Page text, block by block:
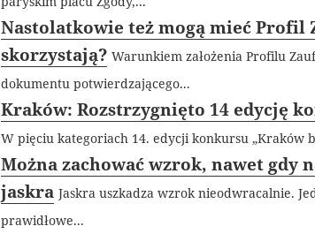
Nastolatkowie też mogą mieć Profil
skorzystają? Warunkiem założenia Profilu
dokumentu potwierdzającego...
Kraków: Rozstrzygnięto 14 edycję
W pięciu kategoriach 14. edycji konkursu „Kraków
Można zachować wzrok, nawet gdy
jaskra Jaskra uszkadza wzrok nieodwracalnie.
prawidłowe...